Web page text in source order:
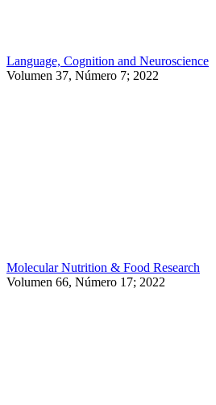
Language, Cognition and Neuroscience
Volumen 37, Número 7; 2022
Molecular Nutrition & Food Research
Volumen 66, Número 17; 2022